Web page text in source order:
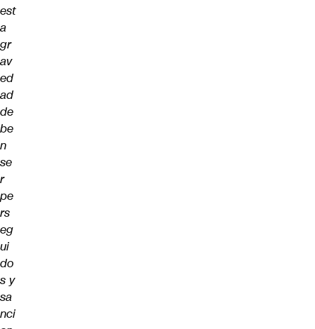
est
a
gr
av
ed
ad
de
be
n
se
r
pe
rs
eg
ui
do
s y
sa
nci